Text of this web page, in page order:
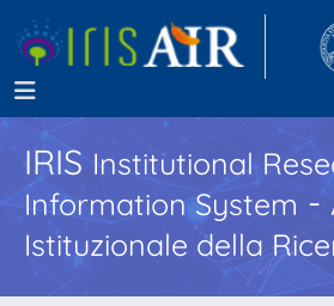
IRISInstitutional
Information System -
Istituzionale della